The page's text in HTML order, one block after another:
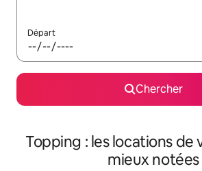
Départ
Chercher
Topping : les locations de
mieux notées